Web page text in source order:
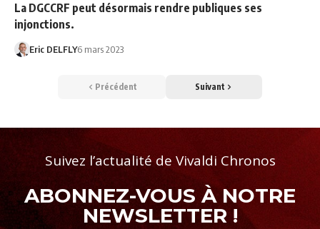
La DGCCRF peut désormais rendre publiques ses
injonctions.
Eric DELFLY6 mars 2023
Précédent Suivant
Suivez l’actualité de Vivaldi Chronos
ABONNEZ-VOUS À NOTRE
NEWSLETTER !